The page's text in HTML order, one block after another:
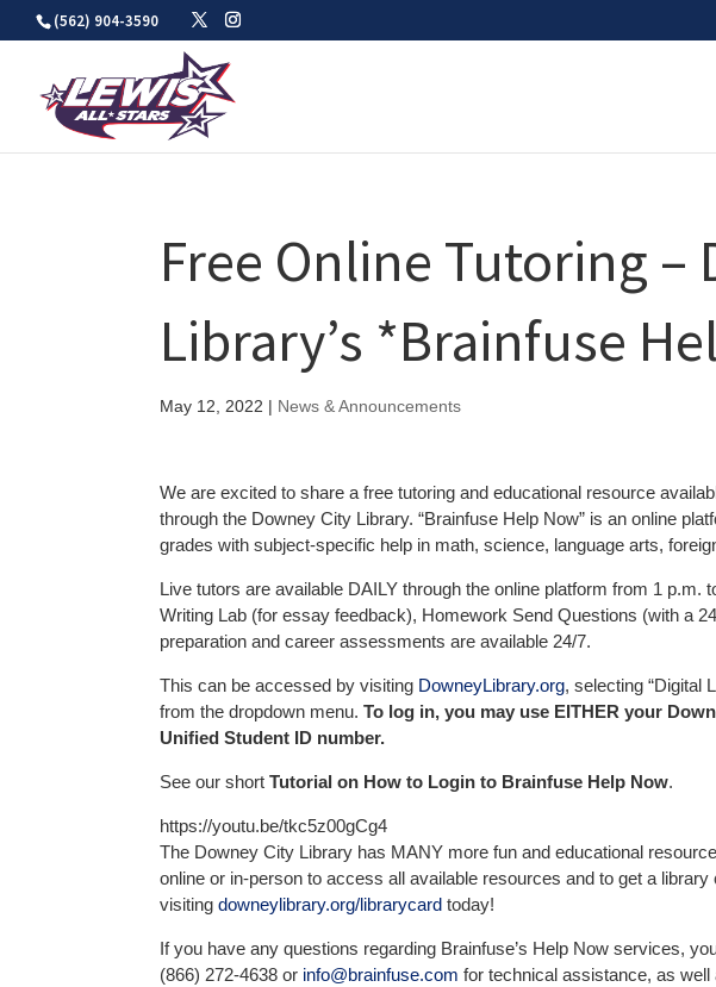
Skip
(562) 904-3590
Free Online Tutoring –
Library’s *Brainfuse
May 12, 2022 | News & Announcements
We are excited to share a free tutoring and educational resource
through the Downey City Library. “Brainfuse Help Now” is an online
grades with subject-specific help in math, science, language arts,
Live tutors are available DAILY through the online platform from 1
Writing Lab (for essay feedback), Homework Send Questions (with a
preparation and career assessments are available 24/7.
This can be accessed by visiting DowneyLibrary.org, selecting “Digital
from the dropdown menu.To log in, you may use EITHER your
Unified Student ID number.
See our short Tutorial on How to Login to Brainfuse Help Now.
https://youtu.be/tkc5z00gCg4
The Downey City Library has MANY more fun and educational
online or in-person to access all available resources and to get a
visitingdowneylibrary.org/librarycard today!
If you have any questions regarding Brainfuse’s Help Now services,
(866) 272-4638 or info@brainfuse.com for technical assistance, as